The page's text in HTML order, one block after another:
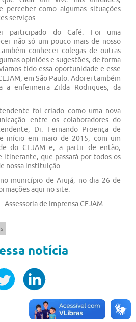
perceber como algumas situações
serviços.
participado do Café. Foi uma
não só um pouco mais de nosso
conhecer colegas de outras
opiniões e sugestões, de forma
tido essa oportunidade e esse
em São Paulo. Adorei também
a enfermeira Zilda Rodrigues, da
foi criado como uma nova
entre os colaboradores do
Dr. Fernando Proença de
início em maio de 2015, com um
do CEJAM e, a partir de então,
itinerante, que passará por todos os
nossa instituição.
município de Arujá, no dia 26 de
aqui no site.
Assessoria de Imprensa CEJAM
notícia